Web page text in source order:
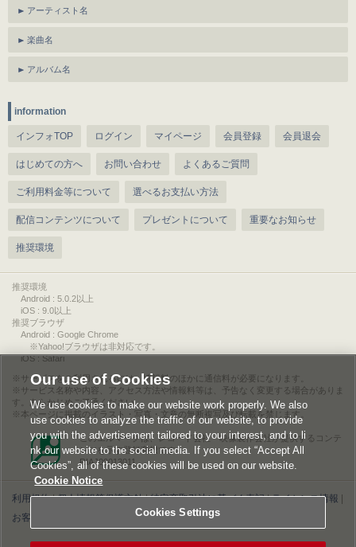
アーティスト名
楽曲名
アルバム名
information
インフォTOP ログイン マイページ 会員登録 会員退会
はじめての方へ お問い合わせ よくあるご質問
ご利用料金等について 選べるお支払い方法
配信コンテンツについて プレゼントについて 重要なお知らせ
推奨環境
推奨環境
Android : 5.0.2以上
iOS : 9.0以上
推奨ブラウザ
Android : Google Chrome
※Yahoo!ブラウザは非対応です。
iOS : Safari
サービスをご利用されるには、情報料のほかに通信料が必要になります。
サービス名称や内容、アクセス方法や情報料等は、予告なく変更する場合がありま
す。あらかじめご了承ください。
本ページに掲載のイラスト・写真・文章の無断複写及び転載を禁じます。
このエルマークは、レコード会社・映像製作会社が提供するコンテ
ンツを示す登録商標です。
RIAJ00013011
利用規約|個人情報等保護方針|特定商取引法に基づく表記|ライセンス情報
お客様情報の外部送信について|Cookies Settings
Our use of Cookies
We use cookies to make our website work properly. We also
use cookies to analyze the traffic of our website, to provide
you with the advertisement tailored to your interest, and to li
nk our website to the social media. If you select “Accept All
Cookies”, all of these cookies will be used on our website.
Cookie Notice
Cookies Settings